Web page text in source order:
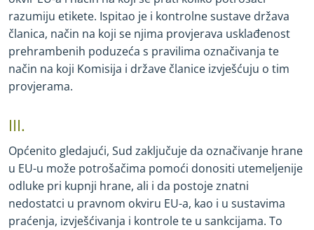
razumiju etikete. Ispitao je i kontrolne sustave država
članica, način na koji se njima provjerava usklađenost
prehrambenih poduzeća s pravilima označivanja te
način na koji Komisija i države članice izvješćuju o tim
provjerama.
III.
Općenito gledajući, Sud zaključuje da označivanje hrane
u EU-u može potrošačima pomoći donositi utemeljenije
odluke pri kupnji hrane, ali i da postoje znatni
nedostatci u pravnom okviru EU-a, kao i u sustavima
praćenja, izvješćivanja i kontrole te u sankcijama. To